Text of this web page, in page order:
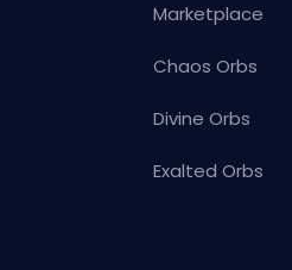
Marketplace
Chaos Orbs
Divine Orbs
Exalted Orbs